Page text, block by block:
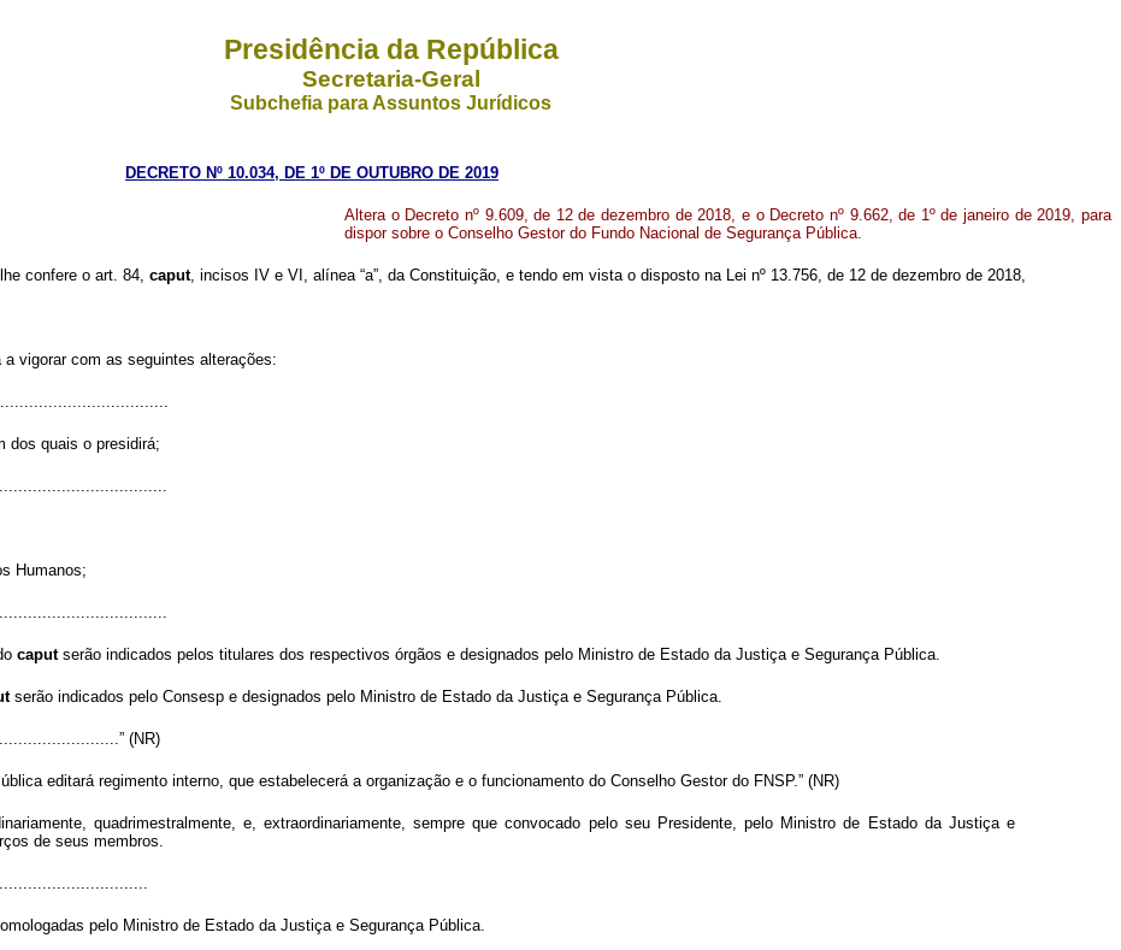
Presidência da República
Secretaria-Geral
Subchefia para Assuntos Jurídicos
DECRETO Nº 10.034, DE 1º DE OUTUBRO DE 2019
Altera o Decreto nº 9.609, de 12 de dezembro de 2018, e o Decreto nº 9.662, de 1º de janeiro de 2019, para
dispor sobre o Conselho Gestor do Fundo Nacional de Segurança Pública.
confere o art. 84, caput, incisos IV e VI, alínea “a”, da Constituição, e tendo em vista o disposto na Lei nº 13.756, de 12 de dezembro de 2018,
a vigorar com as seguintes alterações:
dos quais o presidirá;
Humanos;
caput serão indicados pelos titulares dos respectivos órgãos e designados pelo Ministro de Estado da Justiça e Segurança Pública.
serão indicados pelo Consesp e designados pelo Ministro de Estado da Justiça e Segurança Pública.
(NR)
editará regimento interno, que estabelecerá a organização e o funcionamento do Conselho Gestor do FNSP.” (NR)
quadrimestralmente, e, extraordinariamente, sempre que convocado pelo seu Presidente, pelo Ministro de Estado da Justiça e
de seus membros.
pelo Ministro de Estado da Justiça e Segurança Pública.